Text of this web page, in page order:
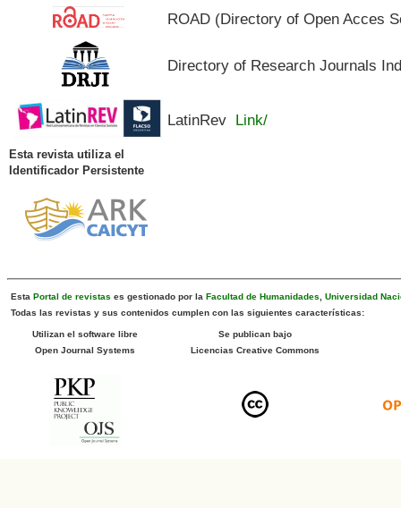
ROAD (Directory of Open Acces
Directory of Research Journals
LatinRev Link/
Esta revista utiliza el
Identificador Persistente
Esta Portal de revistas es gestionado por la Facultad de Humanidades
Universidad
Todas las revistas y sus contenidos cumplen con las siguientes características:
Utilizan el software libre
Open Journal Systems
Se publican bajo
Licencias Creative Commons